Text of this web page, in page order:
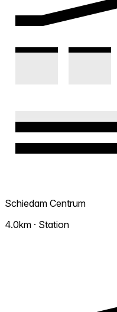
Schiedam Centrum
4.0km · Station